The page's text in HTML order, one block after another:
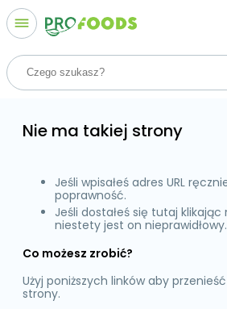
dehaze
Szukaj
Nie ma takiej strony
Jeśli wpisałeś adres URL
poprawność.
Jeśli dostałeś się tutaj klikając
niestety jest on nieprawidłowy.
Co możesz zrobić?
Użyj poniższych linków aby
strony.